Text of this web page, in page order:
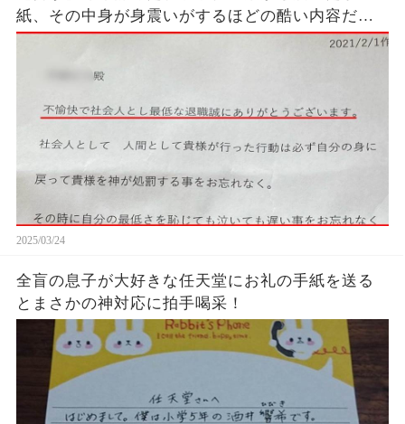
紙、その中身が身震いがするほどの酷い内容だっ
た…...
2025/03/24
全盲の息子が大好きな任天堂にお礼の手紙を送る
とまさかの神対応に拍手喝采！